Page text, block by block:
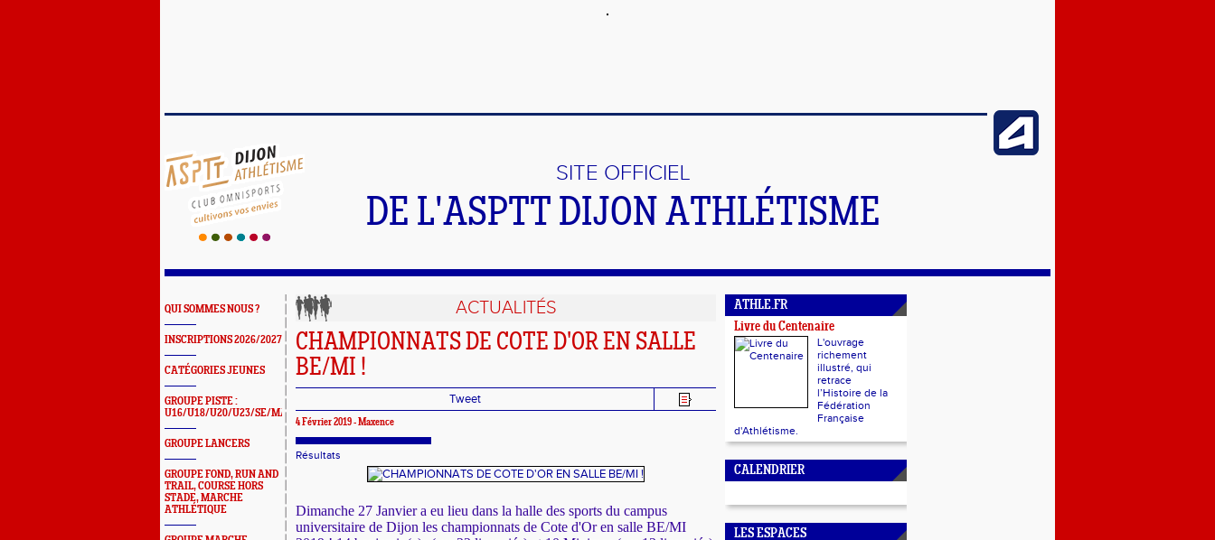
SITE OFFICIEL
DE L'ASPTT DIJON ATHLÉTISME
QUI SOMMES NOUS ?
INSCRIPTIONS 2026/2027
CATÉGORIES JEUNES
GROUPE PISTE :
U16/U18/U20/U23/SE/MASTERS
GROUPE LANCERS
GROUPE FOND, RUN AND
TRAIL, COURSE HORS
STADE, MARCHE
ATHLÉTIQUE
ACTUALITÉS
CHAMPIONNATS DE COTE D'OR EN SALLE
BE/MI !
Tweet
4 Février 2019 - Maxence
Résultats
Dimanche 27 Janvier a eu lieu dans la halle des sports du campus
universitaire de Dijon les championnats de Cote d'Or en salle BE/MI
ATHLE.FR
Livre du Centenaire
L'ouvrage
richement
illustré, qui
retrace
l’Histoire de la
Fédération
Française
d'Athlétisme.
CALENDRIER
LES ESPACES